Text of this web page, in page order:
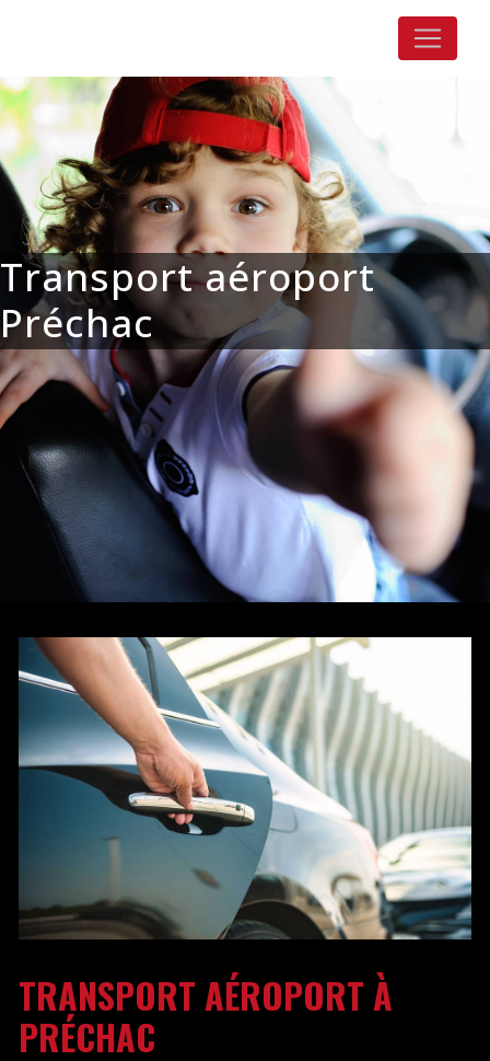
Transport aéroport
Préchac
TRANSPORT AÉROPORT À
PRÉCHAC